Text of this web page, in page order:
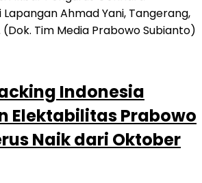
Indonesia
Elektabilitas Prabowo
Naik dari Oktober